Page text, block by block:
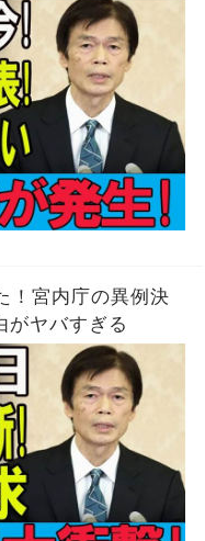
！宮内庁の異例決
ヤバすぎる